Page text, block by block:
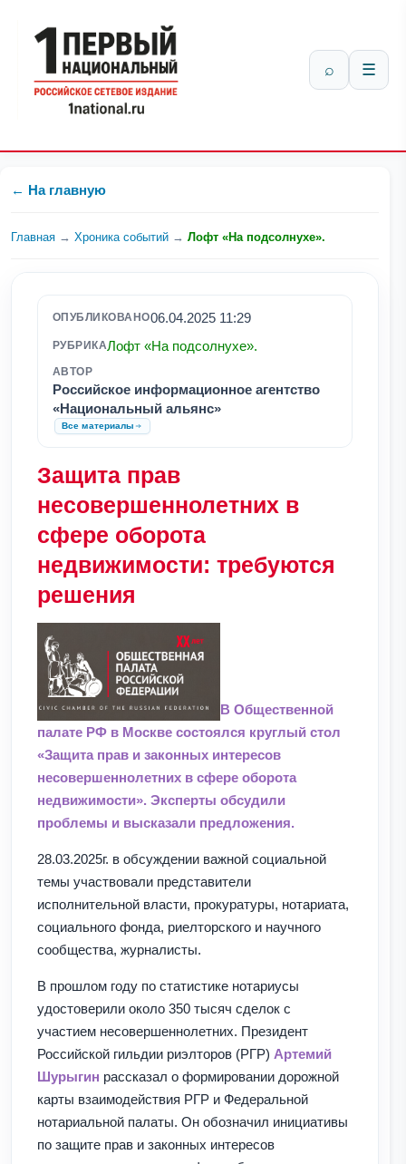
⌕ ☰
← На главную
Главная → Хроника событий → Лофт «На подсолнухе».
ОПУБЛИКОВАНО06.04.2025 11:29
РУБРИКАЛофт «На подсолнухе».
АВТОР
Российское информационное агентство
«Национальный альянс»
Все материалы
Защита прав
несовершеннолетних в
сфере оборота
недвижимости: требуются
решения
В Общественной
палате РФ в Москве состоялся круглый стол
«Защита прав и законных интересов
несовершеннолетних в сфере оборота
недвижимости». Эксперты обсудили
проблемы и высказали предложения.
28.03.2025г. в обсуждении важной социальной
темы участвовали представители
исполнительной власти, прокуратуры, нотариата,
социального фонда, риелторского и научного
сообщества, журналисты.
В прошлом году по статистике нотариусы
удостоверили около 350 тысяч сделок с
участием несовершеннолетних. Президент
Российской гильдии риэлторов (РГР) Артемий
Шурыгин рассказал о формировании дорожной
карты взаимодействия РГР и Федеральной
нотариальной палаты. Он обозначил инициативы
по защите прав и законных интересов